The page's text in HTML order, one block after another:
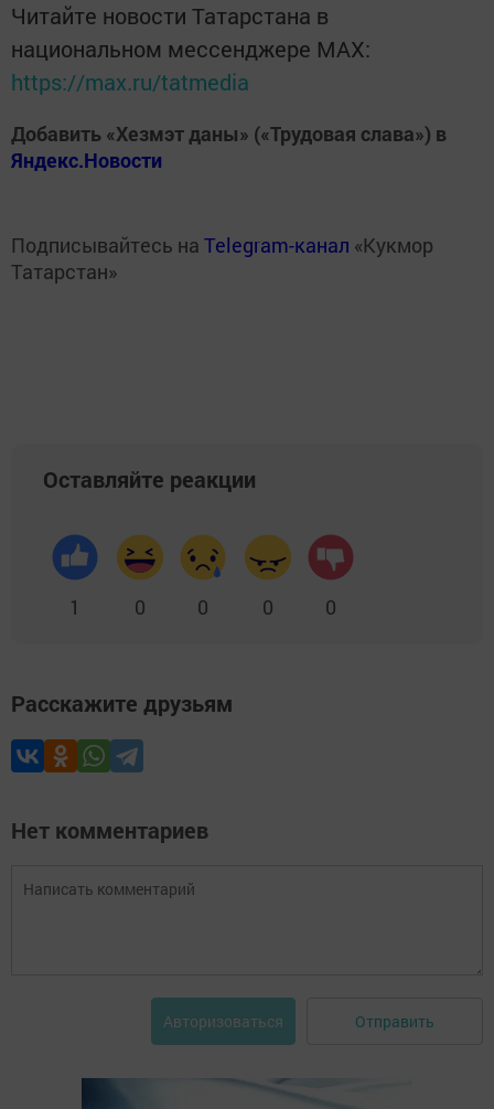
Читайте новости Татарстана в
национальном мессенджере MАХ:
https://max.ru/tatmedia
Добавить «Хезмэт даны» («Трудовая слава») в
Яндекс.Новости
Подписывайтесь на Telegram-канал «Кукмор
Татарстан»
Оставляйте реакции
1 0 0 0 0
Расскажите друзьям
Нет комментариев
Авторизоваться Отправить